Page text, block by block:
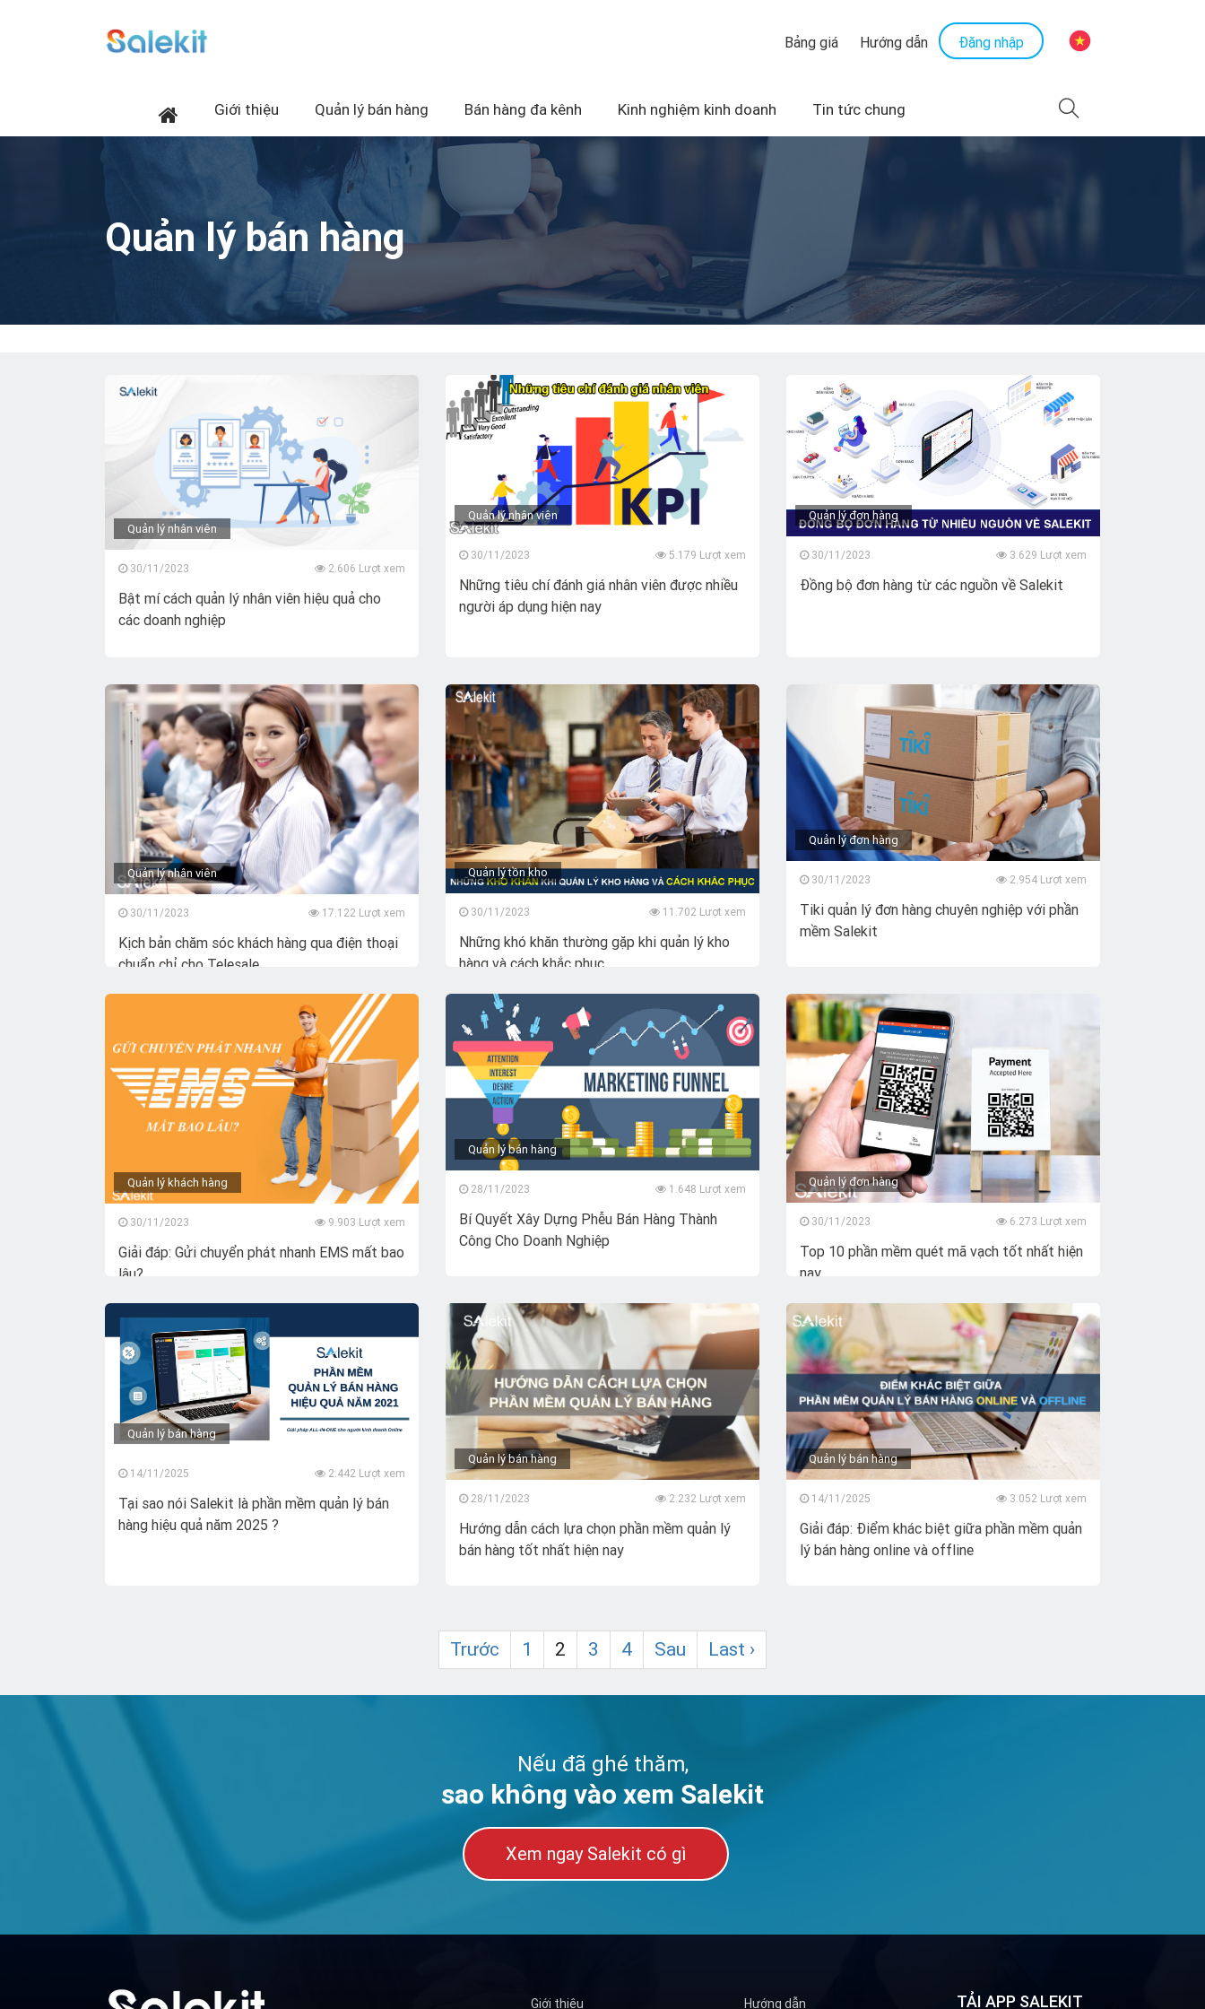
Bảng giá Hướng dẫn Đăng nhập
Giới thiệu Quản lý bán hàng Bán hàng đa kênh Kinh nghiệm kinh doanh Tin tức chung
Quản lý bán hàng
Quản lý nhân viên
30/11/2023 2.606 Lượt xem
Bật mí cách quản lý nhân viên hiệu quả cho
các doanh nghiệp
Quản lý nhân viên
30/11/2023 5.179 Lượt xem
Những tiêu chí đánh giá nhân viên được nhiều
người áp dụng hiện nay
Quản lý đơn hàng
30/11/2023 3.629 Lượt xem
Đồng bộ đơn hàng từ các nguồn về Salekit
Quản lý nhân viên
30/11/2023 17.122 Lượt xem
Kịch bản chăm sóc khách hàng qua điện thoại
chuẩn chỉ cho Telesale
Quản lý tồn kho
30/11/2023 11.702 Lượt xem
Những khó khăn thường gặp khi quản lý kho
hàng và cách khắc phục
Quản lý đơn hàng
30/11/2023 2.954 Lượt xem
Tiki quản lý đơn hàng chuyên nghiệp với phần
mềm Salekit
Quản lý khách hàng
30/11/2023 9.903 Lượt xem
Giải đáp: Gửi chuyển phát nhanh EMS mất bao
lâu?
Quản lý bán hàng
28/11/2023 1.648 Lượt xem
Bí Quyết Xây Dựng Phễu Bán Hàng Thành
Công Cho Doanh Nghiệp
Quản lý đơn hàng
30/11/2023 6.273 Lượt xem
Top 10 phần mềm quét mã vạch tốt nhất hiện
nay
Quản lý bán hàng
14/11/2025 2.442 Lượt xem
Tại sao nói Salekit là phần mềm quản lý bán
hàng hiệu quả năm 2025 ?
Quản lý bán hàng
28/11/2023 2.232 Lượt xem
Hướng dẫn cách lựa chọn phần mềm quản lý
bán hàng tốt nhất hiện nay
Quản lý bán hàng
14/11/2025 3.052 Lượt xem
Giải đáp: Điểm khác biệt giữa phần mềm quản
lý bán hàng online và offline
Trước 1 2 3 4 Sau Last ›
Nếu đã ghé thăm,
sao không vào xem Salekit
Xem ngay Salekit có gì
Giới thiệu Hướng dẫn TẢI APP SALEKIT